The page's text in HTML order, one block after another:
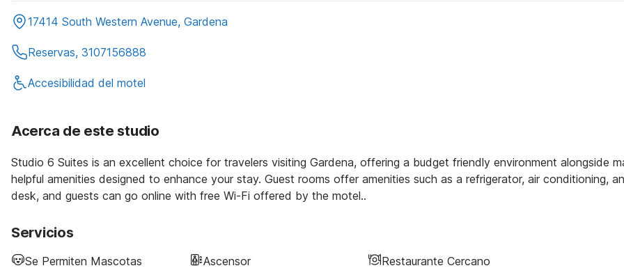
17414 South Western Avenue, Gardena
Reservas, 3107156888
Accesibilidad del motel
Acerca de este studio
Studio 6 Suites is an excellent choice for travelers visiting Gardena, offering a budget friendly environment alongside
helpful amenities designed to enhance your stay. Guest rooms offer amenities such as a refrigerator, air conditioning,
desk, and guests can go online with free Wi-Fi offered by the motel..
Servicios
Se Permiten Mascotas Ascensor
Restaurante Cercano